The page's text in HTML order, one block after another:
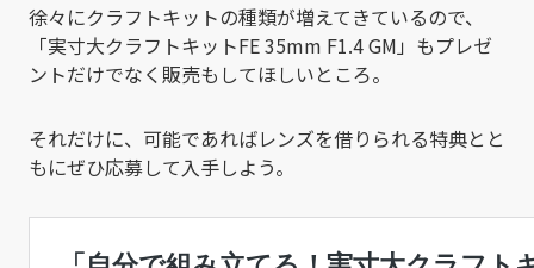
徐々にクラフトキットの種類が増えてきているので、
「実寸大クラフトキットFE 35mm F1.4 GM」もプレゼ
ントだけでなく販売もしてほしいところ。
それだけに、可能であればレンズを借りられる特典とと
もにぜひ応募して入手しよう。